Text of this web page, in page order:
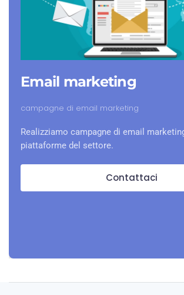
Email marketing
campagne di email marketing
Realizziamo campagne di email
piattaforme del settore.
Contattaci